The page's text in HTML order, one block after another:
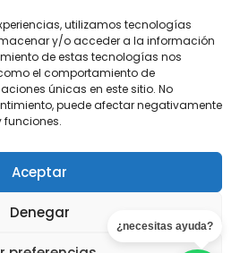
utilizamos tecnologías
y/o acceder a la información
de estas tecnologías nos
el comportamiento de
únicas en este sitio. No
puede afectar negativamente
Aceptar
Denegar
¿necesitas ayuda?